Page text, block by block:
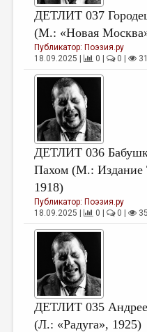
ДЕТЛИТ 037
(М.: «Новая
Публикатор: Поэзия.ру
18.09.2025 |
0 | 0 |
ДЕТЛИТ 036
Пахом (М.:
1918)
Публикатор: Поэзия.ру
18.09.2025 |
0 | 0 |
ДЕТЛИТ 035
(Л.: «Радуга», 1925)